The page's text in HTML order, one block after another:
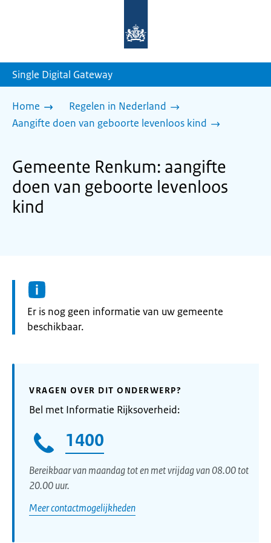
homepage
Single Digital Gateway
Home
Regelen in Nederland
Aangifte doen van geboorte levenloos kind
Gemeente Renkum: aangifte
doen van geboorte levenloos
kind
Informatie:
Er is nog geen informatie van uw gemeente
beschikbaar.
VRAGEN OVER DIT ONDERWERP?
Bel met Informatie Rijksoverheid:
1400
Bereikbaar van maandag tot en met vrijdag van 08.00 tot
20.00 uur.
Meer contactmogelijkheden